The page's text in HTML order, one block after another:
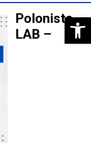
Polonista
LAB –